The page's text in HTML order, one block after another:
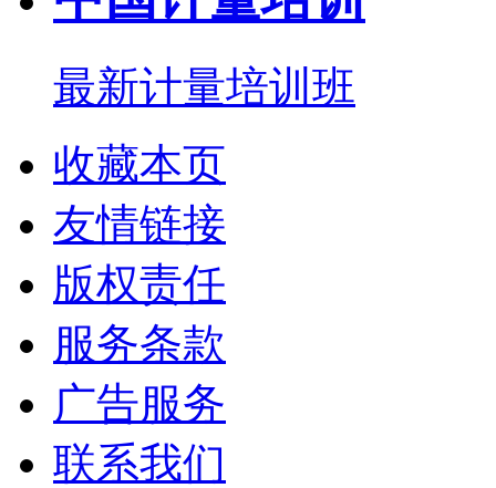
最新计量培训班
收藏本页
友情链接
版权责任
服务条款
广告服务
联系我们